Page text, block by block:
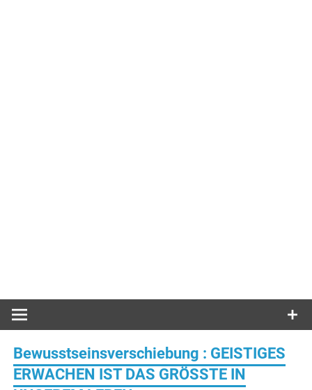
Bewusstseinsverschiebung : GEISTIGES
ERWACHEN IST DAS GRÖSSTE IN